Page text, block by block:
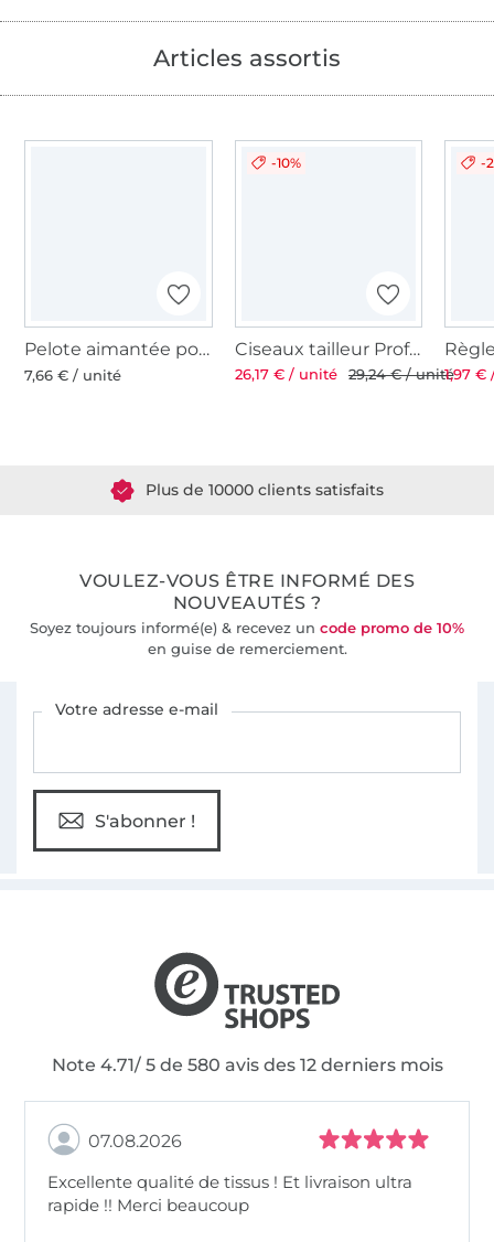
Articles assortis
Pelote aimantée pour épingles
7,66 € / unité
-10%
Ciseaux tailleur Professional 8'' 21 cm
26,17 € / unité 29,24 € / unité
-
1,97 €
Plus de 10000 clients satisfaits
VOULEZ-VOUS ÊTRE INFORMÉ DES
NOUVEAUTÉS ?
Soyez toujours informé(e) & recevez un code promo de 10%
en guise de remerciement.
Votre adresse e-mail
S'abonner !
Note 4.71/ 5 de 580 avis des 12 derniers mois
07.08.2026
Excellente qualité de tissus ! Et livraison ultra
rapide !! Merci beaucoup